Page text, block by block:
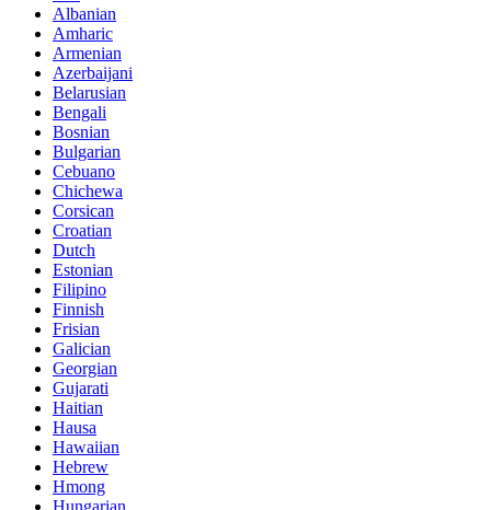
Albanian
Amharic
Armenian
Azerbaijani
Belarusian
Bengali
Bosnian
Bulgarian
Cebuano
Chichewa
Corsican
Croatian
Dutch
Estonian
Filipino
Finnish
Frisian
Galician
Georgian
Gujarati
Haitian
Hausa
Hawaiian
Hebrew
Hmong
Hungarian